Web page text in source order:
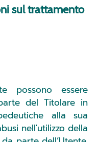
sul trattamento
possono essere
del Titolare in
alla sua
nell'utilizzo della